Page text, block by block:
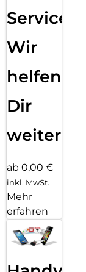
Service:
Wir
helfen
Dir
weiter
ab 0,00 €
inkl. MwSt.
Mehr
erfahren